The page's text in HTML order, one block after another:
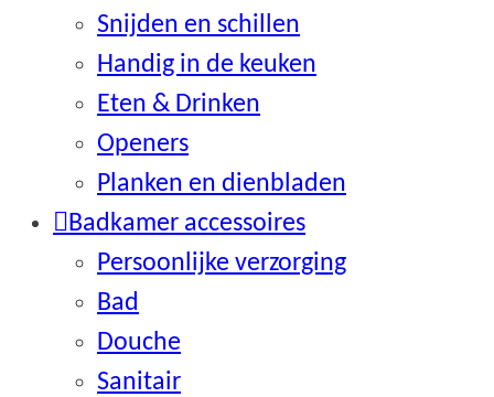
Snijden en schillen
Handig in de keuken
Eten & Drinken
Openers
Planken en dienbladen
Badkamer accessoires
Persoonlijke verzorging
Bad
Douche
Sanitair